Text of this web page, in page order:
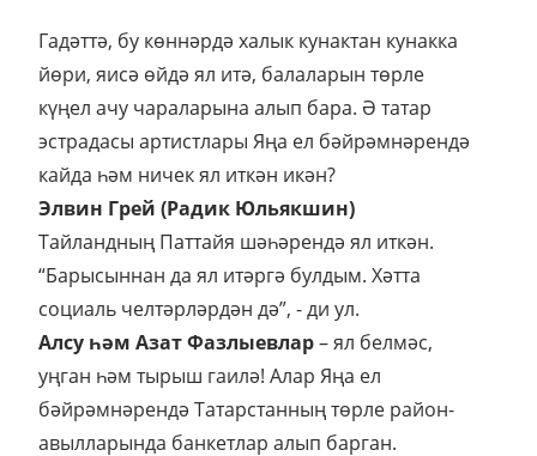
Гадәттә, бу көннәрдә халык кунактан кунакка
йөри, яисә өйдә ял итә, балаларын төрле
күңел ачу чараларына алып бара. Ә татар
эстрадасы артистлары Яңа ел бәйрәмнәрендә
кайда һәм ничек ял иткән икән?
Элвин Грей (Радик Юльякшин)
Тайландның Паттайя шәһәрендә ял иткән.
“Барысыннан да ял итәргә булдым. Хәтта
социаль челтәрләрдән дә”, - ди ул.
Алсу һәм Азат Фазлыевлар– ял белмәс,
уңган һәм тырыш гаилә! Алар Яңа ел
бәйрәмнәрендә Татарстанның төрле район-
авылларында банкетлар алып барган.